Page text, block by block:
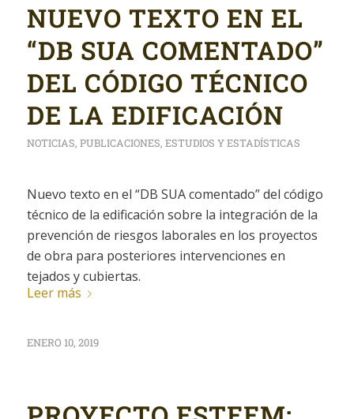
NUEVO TEXTO EN EL
“DB SUA COMENTADO”
DEL CÓDIGO TÉCNICO
DE LA EDIFICACIÓN
NOTICIAS, PUBLICACIONES, ESTUDIOS Y ESTADÍSTICAS
Nuevo texto en el “DB SUA comentado” del código
técnico de la edificación sobre la integración de la
prevención de riesgos laborales en los proyectos
de obra para posteriores intervenciones en
tejados y cubiertas.
Leer más
ENERO 10, 2019